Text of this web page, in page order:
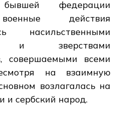
бывшей федерации
действия
насильственными
и зверствами
совершаемыми всеми
на взаимную
возлагалась на
и сербский народ.